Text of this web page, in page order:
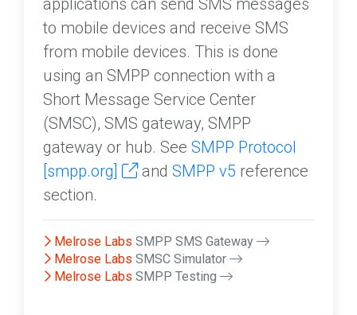
applications can send SMS messages
to mobile devices and receive SMS
from mobile devices. This is done
using an SMPP connection with a
Short Message Service Center
(SMSC), SMS gateway, SMPP
gateway or hub. See SMPP Protocol
[smpp.org]
and SMPP v5 reference
section.
Melrose Labs SMPP SMS Gateway
Melrose Labs SMSC Simulator
Melrose Labs SMPP Testing